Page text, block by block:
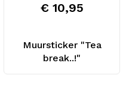
Muursticker "Tea
break..!"
€ 10,95